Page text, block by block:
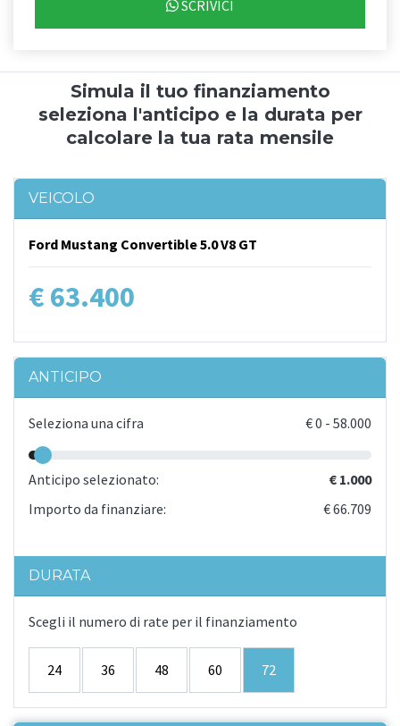
SCRIVICI
Simula il tuo finanziamento
seleziona l'anticipo e la durata per
calcolare la tua rata mensile
VEICOLO
Ford Mustang Convertible 5.0 V8 GT
€ 63.400
ANTICIPO
Seleziona una cifra €0 - 58.000
Anticipo selezionato:
€ 1.000
Importo da finanziare:
€ 66.709
DURATA
Scegli il numero di rate per il finanziamento
24 36 48 60 72